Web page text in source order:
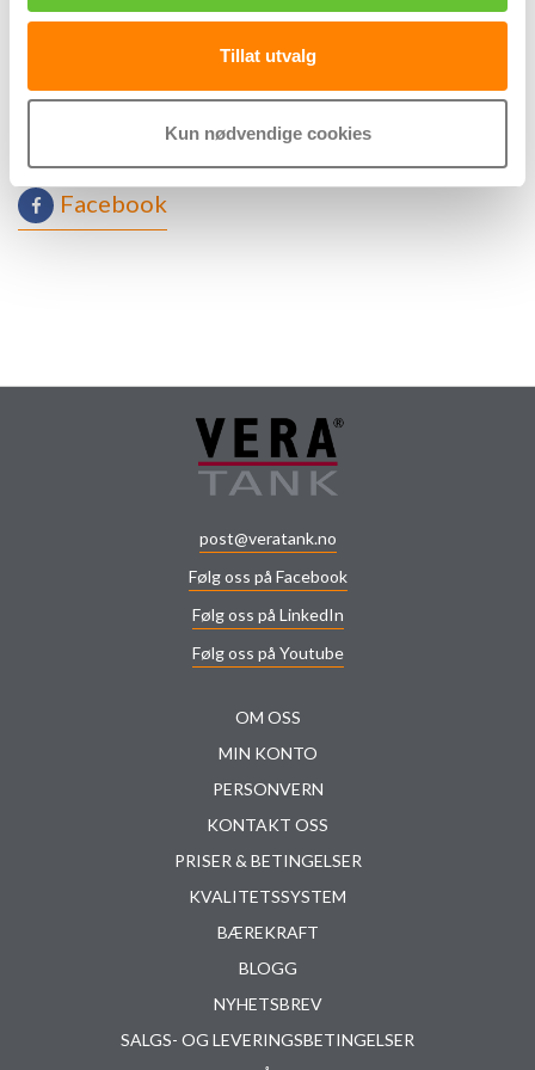
Tillat utvalg
Kun nødvendige cookies
post@veratank.no
Facebook
post@veratank.no
Følg oss på Facebook
Følg oss på LinkedIn
Følg oss på Youtube
OM OSS
MIN KONTO
PERSONVERN
KONTAKT OSS
PRISER & BETINGELSER
KVALITETSSYSTEM
BÆREKRAFT
BLOGG
NYHETSBREV
SALGS- OG LEVERINGSBETINGELSER